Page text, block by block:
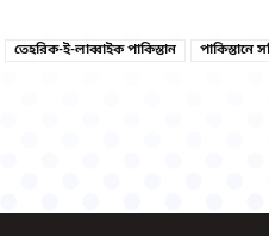
তেহরিক-ই-লাব্বাইক পাকিস্তান পাকিস্তানে